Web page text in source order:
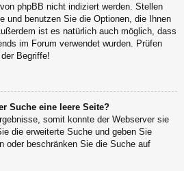
phpBB nicht indiziert werden. Stellen
und benutzen Sie die Optionen, die Ihnen
ist es natürlich auch möglich, dass
im Forum verwendet wurden. Prüfen
Begriffe!
Suche eine leere Seite?
somit konnte der Webserver sie
die erweiterte Suche und geben Sie
oder beschränken Sie die Suche auf